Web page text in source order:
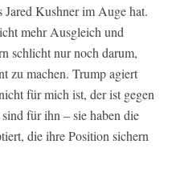
Jared Kushner im Auge hat.
mehr Ausgleich und
schlicht nur noch darum,
zu machen. Trump agiert
für mich ist, der ist gegen
für ihn – sie haben die
die ihre Position sichern